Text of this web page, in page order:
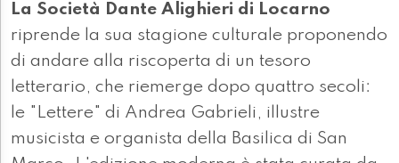
La Società Dante Alighieri di Locarno
riprende la sua stagione culturale proponendo
di andare alla riscoperta di un tesoro
letterario, che riemerge dopo quattro secoli:
le "Lettere" di Andrea Gabrieli, illustre
musicista e organista della Basilica di San